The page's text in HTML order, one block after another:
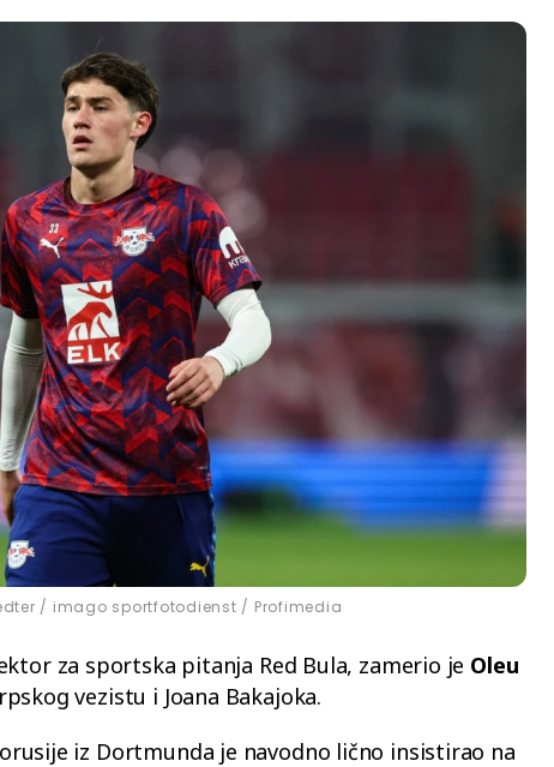
/ imago sportfotodienst / Profimedia
za sportska pitanja Red Bula, zamerio je Oleu
vezistu i Joana Bakajoka.
iz Dortmunda je navodno lično insistirao na